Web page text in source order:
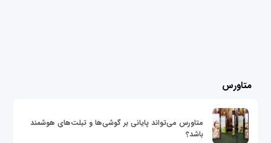
متاورس
متاورس می‌تواند پایانی بر گوشی‌ها و تبلت‌های هوشمند
باشد؟